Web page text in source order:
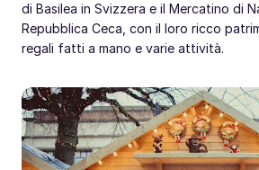
di Basilea in Svizzera e il Mercatino di
Repubblica Ceca, con il loro ricco
regali fatti a mano e varie attività.